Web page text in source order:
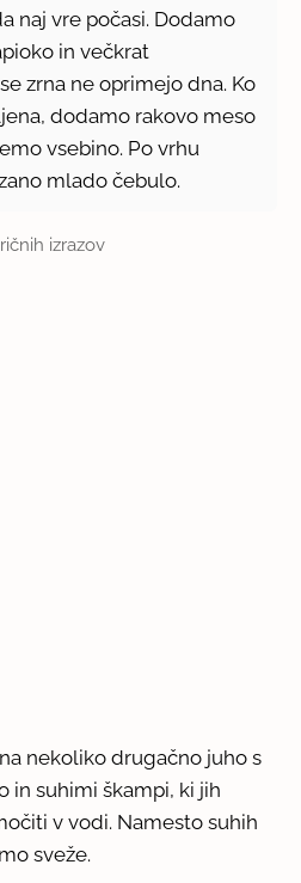
naj vre počasi. Dodamo
in večkrat
zrna ne oprimejo dna. Ko
dodamo rakovo meso
vsebino. Po vrhu
mlado čebulo.
izrazov
nekoliko drugačno juho s
in suhimi škampi, ki jih
v vodi. Namesto suhih
sveže.